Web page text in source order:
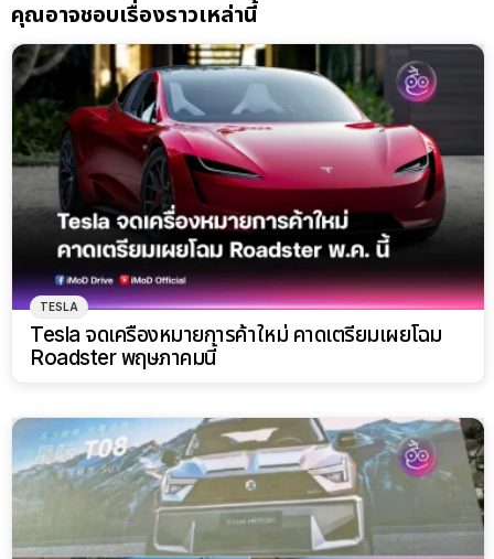
คุณอาจชอบเรื่องราวเหล่านี้
TESLA
Tesla จดเครื่องหมายการค้าใหม่ คาดเตรียมเผยโฉม
Roadster พฤษภาคมนี้